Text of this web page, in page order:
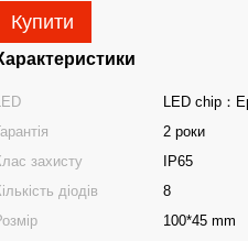
Купити
LED chip：
2 роки
захисту
ІР65
діодів
8
100*45 mm